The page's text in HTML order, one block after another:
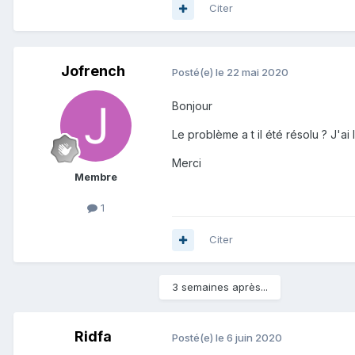
06/05/2020
Suite à la demande du 05/05/
Une demande de
Aucune anomalie n'a été
13/05/2020
Citer
Jofrench
Membre
1
Posté(e) le 22 mai 2020
Bonjour
Le problème a t il été résolu ? J'ai
Merci
Citer
3 semaines après...
Ridfa Posté(e) le 6 juin 2020